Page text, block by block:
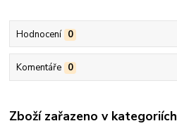
Hodnocení 0
Komentáře 0
Zboží zařazeno v kategoriích